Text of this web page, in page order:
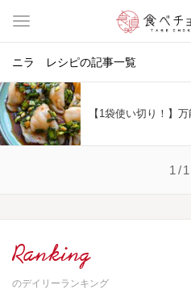
ニラ レシピの記事一覧
【1袋使い切り！】
1/1
Ranking
のデイリーランキング